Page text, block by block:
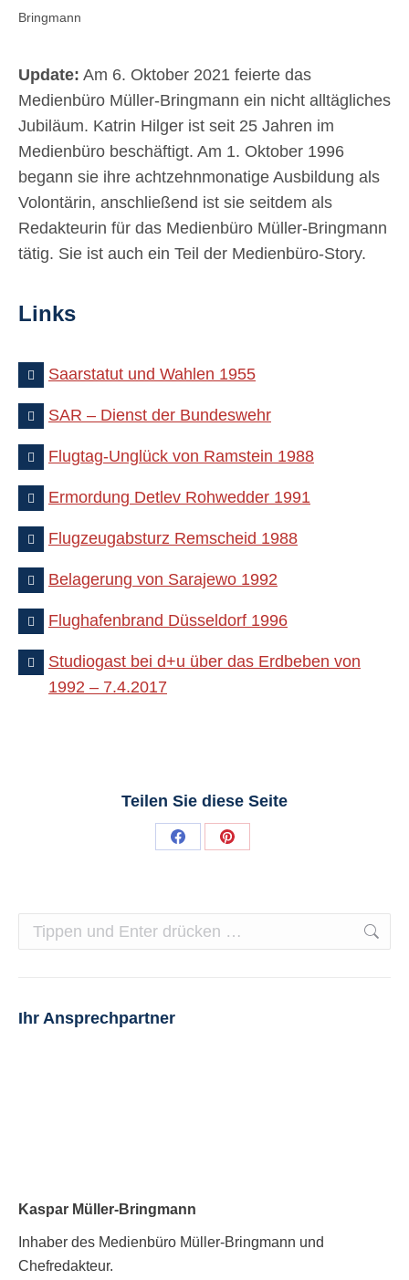
Bringmann
Update: Am 6. Oktober 2021 feierte das
Medienbüro Müller-Bringmann ein nicht alltägliches
Jubiläum. Katrin Hilger ist seit 25 Jahren im
Medienbüro beschäftigt. Am 1. Oktober 1996
begann sie ihre achtzehnmonatige Ausbildung als
Volontärin, anschließend ist sie seitdem als
Redakteurin für das Medienbüro Müller-Bringmann
tätig. Sie ist auch ein Teil der Medienbüro-Story.
Links
Saarstatut und Wahlen 1955
SAR – Dienst der Bundeswehr
Flugtag-Unglück von Ramstein 1988
Ermordung Detlev Rohwedder 1991
Flugzeugabsturz Remscheid 1988
Belagerung von Sarajewo 1992
Flughafenbrand Düsseldorf 1996
Studiogast bei d+u über das Erdbeben von
1992 – 7.4.2017
Teilen Sie diese Seite
Share
Share
Search:
Ihr Ansprechpartner
Kaspar Müller-Bringmann
Inhaber des Medienbüro Müller-Bringmann und
Chefredakteur.